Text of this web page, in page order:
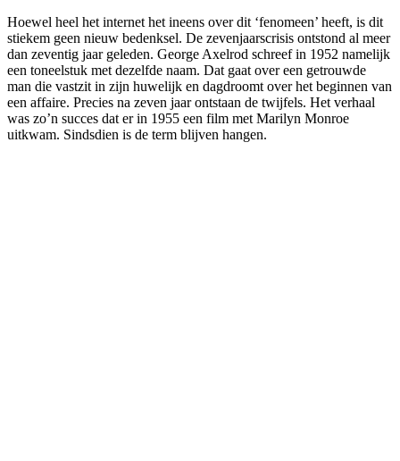
Hoewel heel het internet het ineens over dit ‘fenomeen’ heeft, is dit
stiekem geen nieuw bedenksel. De zevenjaarscrisis ontstond al meer
dan zeventig jaar geleden. George Axelrod schreef in 1952 namelijk
een toneelstuk met dezelfde naam. Dat gaat over een getrouwde
man die vastzit in zijn huwelijk en dagdroomt over het beginnen van
een affaire. Precies na zeven jaar ontstaan de twijfels. Het verhaal
was zo’n succes dat er in 1955 een film met Marilyn Monroe
uitkwam. Sindsdien is de term blijven hangen.